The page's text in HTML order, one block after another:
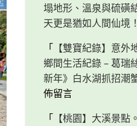
塌地形、溫泉與硫磺
天更是猶如人間仙境！
「 【雙寶紀錄】意
鄉間生活紀錄 – 葛瑞
新年》白水湖抓招潮
佈留言
「 【桃園】大溪景點